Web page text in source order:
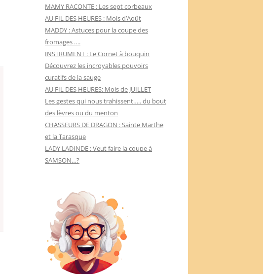
MAMY RACONTE : Les sept corbeaux
AU FIL DES HEURES : Mois d’Août
MADDY : Astuces pour la coupe des
fromages ….
INSTRUMENT : Le Cornet à bouquin
Découvrez les incroyables pouvoirs
curatifs de la sauge
AU FIL DES HEURES: Mois de JUILLET
Les gestes qui nous trahissent….. du bout
des lèvres ou du menton
CHASSEURS DE DRAGON : Sainte Marthe
et la Tarasque
LADY LADINDE : Veut faire la coupe à
SAMSON…?